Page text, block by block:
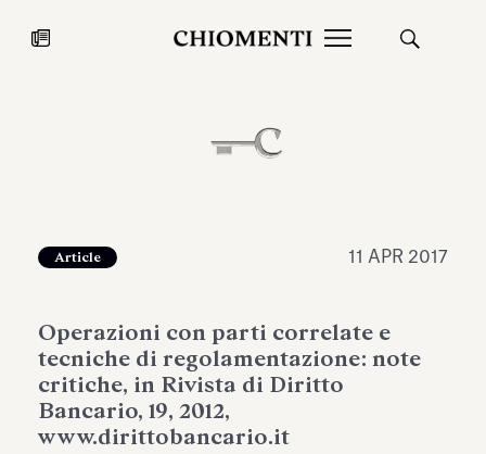
27 LUG 2026
Fondazione Torlonia inaugura la
Article 11 APR 2017
Operazioni con parti correlate e
tecniche di regolamentazione: note
critiche, in Rivista di Diritto
Bancario, 19, 2012,
www.dirittobancario.it